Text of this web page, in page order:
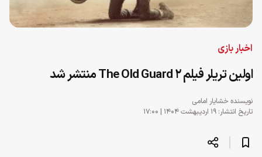
اخبار بازی
اولین تریلر فیلم The Old Guard 2 منتشر شد
نویسنده خشایار امامی
تاریخ انتشار: ۱۹ اردیبهشت ۱۴۰۴ | ۱۷:۰۰